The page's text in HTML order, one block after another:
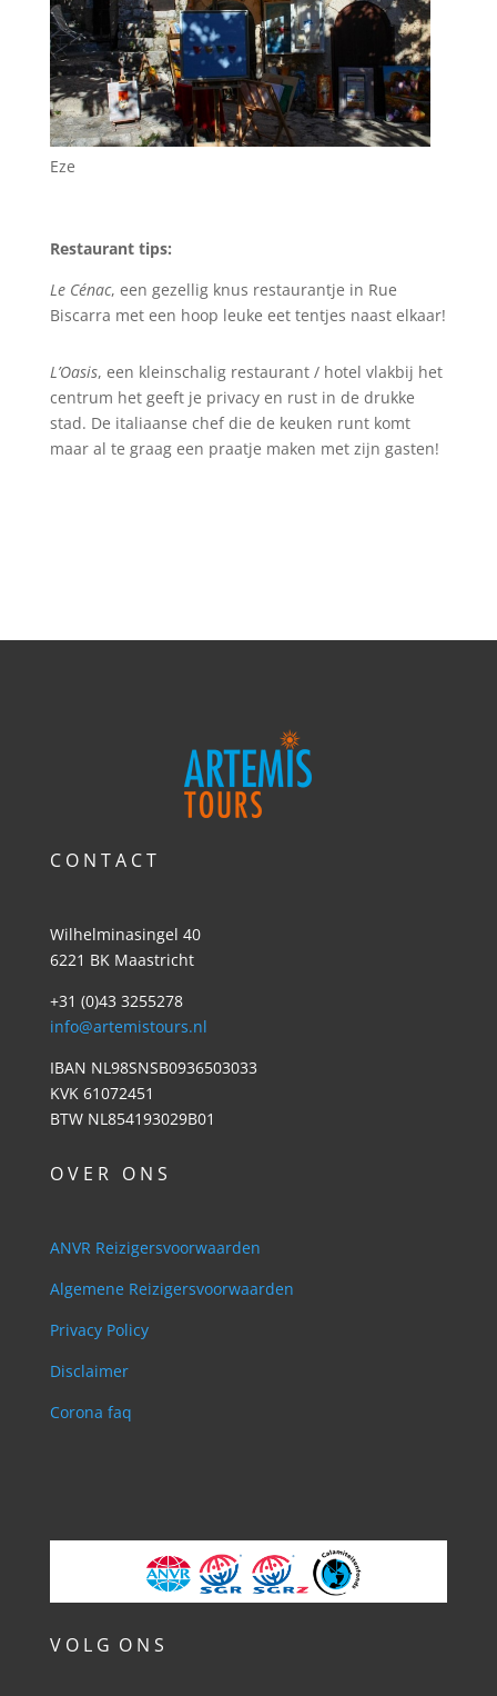
Eze
Restaurant tips:
Le Cénac, een gezellig knus restaurantje in Rue
Biscarra met een hoop leuke eet tentjes naast elkaar!
L’Oasis, een kleinschalig restaurant / hotel vlakbij het
centrum het geeft je privacy en rust in de drukke
stad. De italiaanse chef die de keuken runt komt
maar al te graag een praatje maken met zijn gasten!
C O N T A C T
Wilhelminasingel 40
6221 BK Maastricht
+31 (0)43 3255278
info@artemistours.nl
IBAN NL98SNSB0936503033
KVK 61072451
BTW NL854193029B01
O V E R O N S
ANVR Reizigersvoorwaarden
Algemene Reizigersvoorwaarden
Privacy Policy
Disclaimer
Corona faq
V O L G O N S